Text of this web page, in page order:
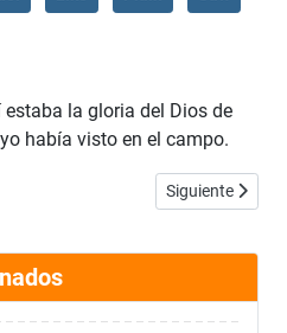
estaba la gloria del Dios de
había visto en el campo.
Artículo
Siguiente